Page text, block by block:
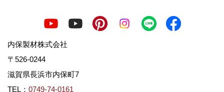
内保製材株式会社
〒526-0244
滋賀県長浜市内保町7
TEL： 0749-74-0161